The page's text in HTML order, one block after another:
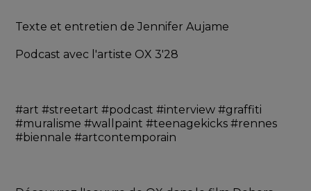
Texte et entretien de Jennifer Aujame
Podcast avec l'artiste OX 3'28
#art #streetart #podcast #interview #graffiti
#muralisme #wallpaint #teenagekicks #rennes
#biennale #artcontemporain